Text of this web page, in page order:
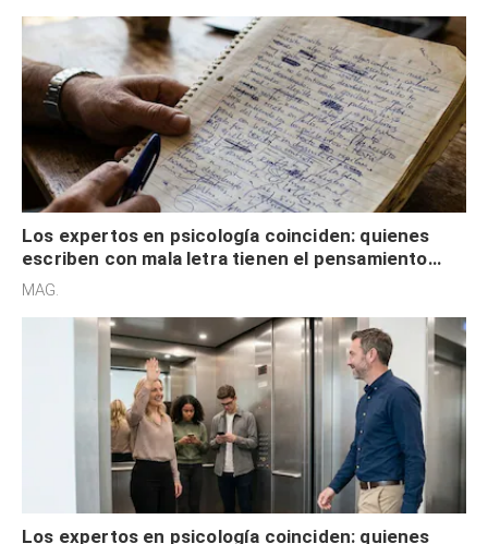
Los expertos en psicología coinciden: quienes
escriben con mala letra tienen el pensamiento
acelerado y no lo hacen por desinterés
MAG.
Los expertos en psicología coinciden: quienes